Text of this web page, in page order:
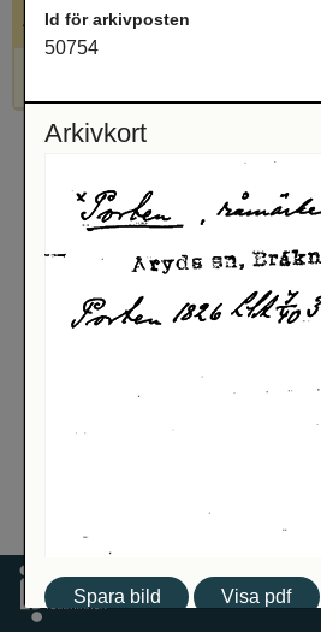
Antal arkivposter: 1
Id för arkivposten
50754
Arkivkort
Spara bild Visa pdf